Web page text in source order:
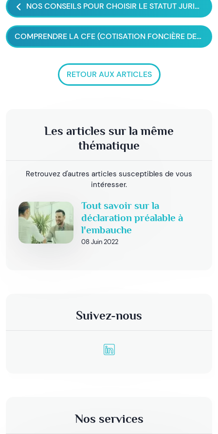
NOS CONSEILS POUR CHOISIR LE STATUT JURIDIQUE DE VOTRE ENTREPRISE
COMPRENDRE LA CFE (COTISATION FONCIÈRE DES ENTREPRISES)
RETOUR AUX ARTICLES
Les articles sur la même
thématique
Retrouvez d'autres articles susceptibles de vous
intéresser.
Tout savoir sur la
déclaration préalable à
l'embauche
08 Juin 2022
Suivez-nous
Nos services